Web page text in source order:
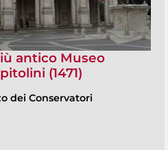
antico Museo
(1471)
dei Conservatori